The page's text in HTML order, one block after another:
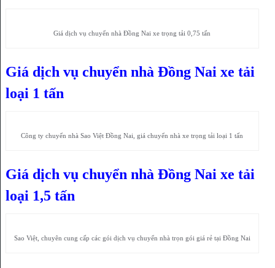
Giá dịch vụ chuyển nhà Đồng Nai xe trọng tải 0,75 tấn
Giá dịch vụ chuyển nhà Đồng Nai xe tải
loại 1 tấn
Công ty chuyển nhà Sao Việt Đồng Nai, giá chuyển nhà xe trọng tải loại 1 tấn
Giá dịch vụ chuyển nhà Đồng Nai xe tải
loại 1,5 tấn
Sao Việt, chuyên cung cấp các gói dịch vụ chuyển nhà trọn gói giá rẻ tại Đồng Nai